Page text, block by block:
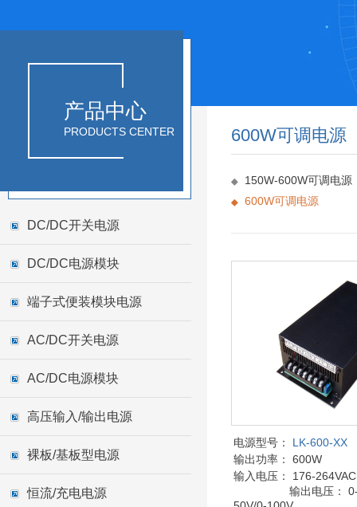
产品中心
PRODUCTS CENTER
DC/DC开关电源
DC/DC电源模块
端子式便装模块电源
AC/DC开关电源
AC/DC电源模块
高压输入/输出电源
裸板/基板型电源
恒流/充电电源
600W可调电源
150W-600W可调电源
600W可调电源
电源型号： LK-600-XX
输出功率： 600W
输入电压：
176-264VAC
输出电压：